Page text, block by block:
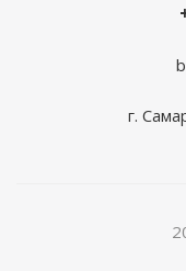
г.